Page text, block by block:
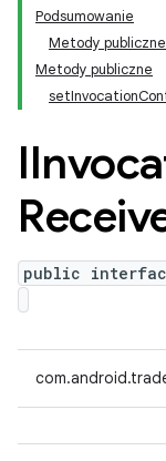
Podsumowanie
Metody publiczne
Metody publiczne
public